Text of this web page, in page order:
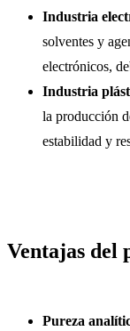
Industria
solventes y
electrónicos,
Industria
la producción
estabilidad y
Ventajas del
Pureza